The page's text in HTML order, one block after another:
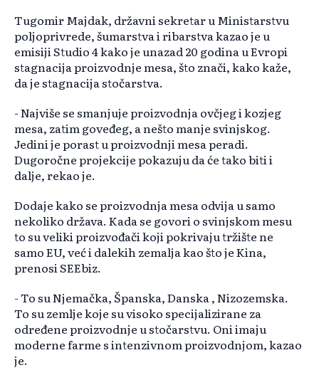
Tugomir Majdak, državni sekretar u Ministarstvu
poljoprivrede, šumarstva i ribarstva kazao je u
emisiji Studio 4 kako je unazad 20 godina u Evropi
stagnacija proizvodnje mesa, što znači, kako kaže,
da je stagnacija stočarstva.
- Najviše se smanjuje proizvodnja ovčjeg i kozjeg
mesa, zatim goveđeg, a nešto manje svinjskog.
Jedini je porast u proizvodnji mesa peradi.
Dugoročne projekcije pokazuju da će tako biti i
dalje, rekao je.
Dodaje kako se proizvodnja mesa odvija u samo
nekoliko država. Kada se govori o svinjskom mesu
to su veliki proizvođači koji pokrivaju tržište ne
samo EU, već i dalekih zemalja kao što je Kina,
prenosi SEEbiz.
- To su Njemačka, Španska, Danska , Nizozemska.
To su zemlje koje su visoko specijalizirane za
određene proizvodnje u stočarstvu. Oni imaju
moderne farme s intenzivnom proizvodnjom, kazao
je.